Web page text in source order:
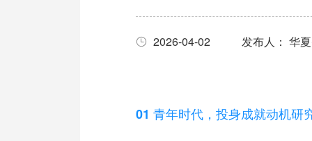
2026-04-02 发布人： 华
01 青年时代，投身成就动机研